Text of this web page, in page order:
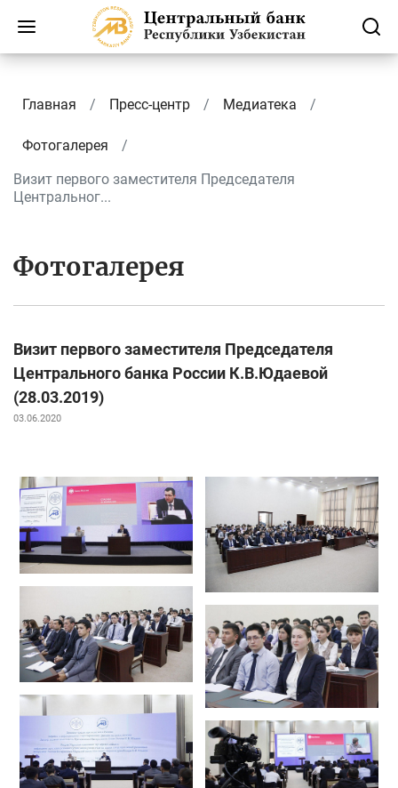
Главная Пресс-центр Медиатека
Фотогалерея
Визит первого заместителя Председателя
Центральног...
Фотогалерея
Визит первого заместителя Председателя
Центрального банка России К.В.Юдаевой
(28.03.2019)
03.06.2020